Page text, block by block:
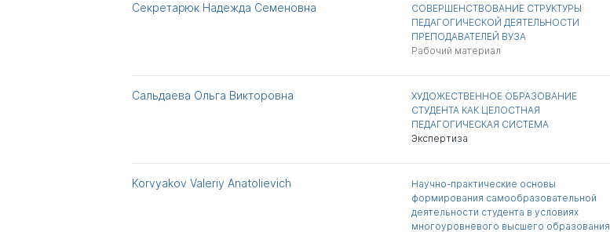
Секретарюк Надежда Семеновна
СОВЕРШЕНСТВОВАНИЕ СТРУКТУРЫ
ПЕДАГОГИЧЕСКОЙ ДЕЯТЕЛЬНОСТИ
ПРЕПОДАВАТЕЛЕЙ ВУЗА
Рабочий материал
Сальдаева Ольга Викторовна
ХУДОЖЕСТВЕННОЕ ОБРАЗОВАНИЕ
СТУДЕНТА КАК ЦЕЛОСТНАЯ
ПЕДАГОГИЧЕСКАЯ СИСТЕМА
Экспертиза
Korvyakov Valeriy Anatolievich
Научно-практические основы
формирования самообразовательной
деятельности студента в условиях
многоуровневого высшего образования